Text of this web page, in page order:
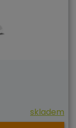
skladem